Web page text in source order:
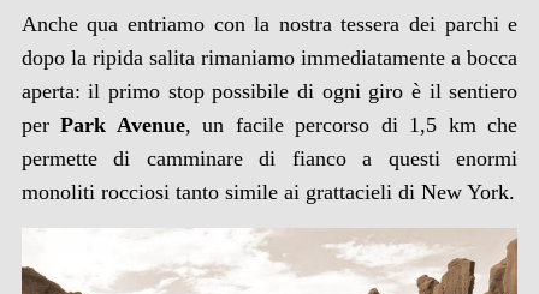
Anche qua entriamo con la nostra tessera dei parchi e
dopo la ripida salita rimaniamo immediatamente a bocca
aperta: il primo stop possibile di ogni giro è il sentiero
perPark Avenue, un facile percorso di 1,5 km che
permette di camminare di fianco a questi enormi
monoliti rocciosi tanto simile ai grattacieli di New York.